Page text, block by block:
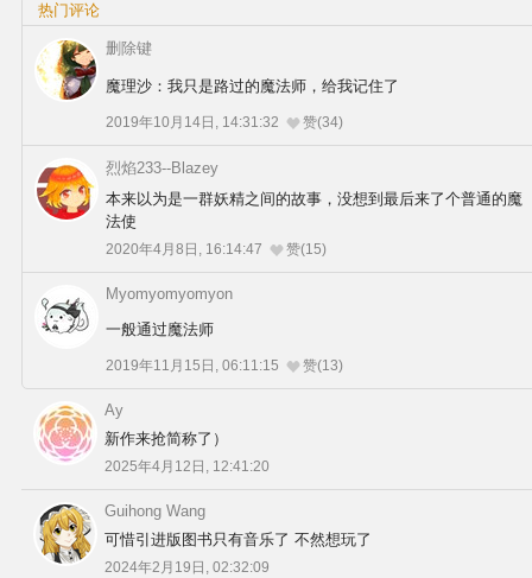
热门评论
删除键
魔理沙：我只是路过的魔法师，给我记住了
2019年10月14日, 14:31:32 赞(34)
烈焰233--Blazey
本来以为是一群妖精之间的故事，没想到最后来了个普通的魔
法使
2020年4月8日, 16:14:47 赞(15)
Myomyomyomyon
一般通过魔法师
2019年11月15日, 06:11:15 赞(13)
Ay
新作来抢简称了）
2025年4月12日, 12:41:20
Guihong Wang
可惜引进版图书只有音乐了 不然想玩了
2024年2月19日, 02:32:09